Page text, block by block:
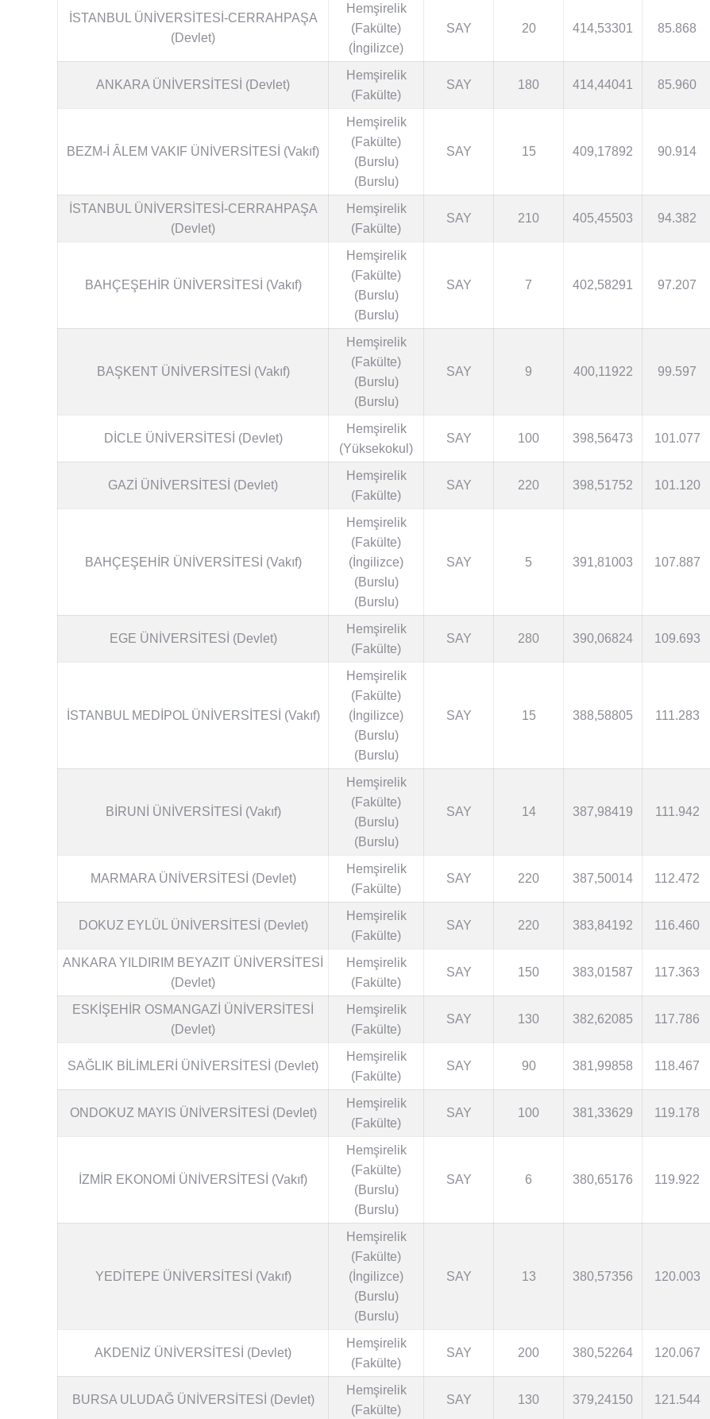
İSTANBUL ÜNİVERSİTESİ-CERRAHPAŞA
(Devlet)
Hemşirelik
(Fakülte)
(İngilizce)
SAY 20 414,53301 85.868
ANKARA ÜNİVERSİTESİ (Devlet)
Hemşirelik
(Fakülte)
SAY 180 414,44041 85.960
BEZM-İ ÂLEM VAKIF ÜNİVERSİTESİ (Vakıf)
Hemşirelik
(Fakülte)
(Burslu)
(Burslu)
SAY 15 409,17892 90.914
İSTANBUL ÜNİVERSİTESİ-CERRAHPAŞA
(Devlet)
Hemşirelik
(Fakülte)
SAY 210 405,45503 94.382
BAHÇEŞEHİR ÜNİVERSİTESİ (Vakıf)
Hemşirelik
(Fakülte)
(Burslu)
(Burslu)
SAY 7 402,58291 97.207
BAŞKENT ÜNİVERSİTESİ (Vakıf)
Hemşirelik
(Fakülte)
(Burslu)
(Burslu)
SAY 9 400,11922 99.597
DİCLE ÜNİVERSİTESİ (Devlet)
Hemşirelik
(Yüksekokul)
SAY 100 398,56473 101.077
GAZİ ÜNİVERSİTESİ (Devlet)
Hemşirelik
(Fakülte)
SAY 220 398,51752 101.120
BAHÇEŞEHİR ÜNİVERSİTESİ (Vakıf)
Hemşirelik
(Fakülte)
(İngilizce)
(Burslu)
(Burslu)
SAY 5 391,81003 107.887
EGE ÜNİVERSİTESİ (Devlet)
Hemşirelik
(Fakülte)
SAY 280 390,06824 109.693
İSTANBUL MEDİPOL ÜNİVERSİTESİ (Vakıf)
Hemşirelik
(Fakülte)
(İngilizce)
(Burslu)
(Burslu)
SAY 15 388,58805 111.283
BİRUNİ ÜNİVERSİTESİ (Vakıf)
Hemşirelik
(Fakülte)
(Burslu)
(Burslu)
SAY 14 387,98419 111.942
MARMARA ÜNİVERSİTESİ (Devlet)
Hemşirelik
(Fakülte)
SAY 220 387,50014 112.472
DOKUZ EYLÜL ÜNİVERSİTESİ (Devlet)
Hemşirelik
(Fakülte)
SAY 220 383,84192 116.460
ANKARA YILDIRIM BEYAZIT ÜNİVERSİTESİ
(Devlet)
Hemşirelik
(Fakülte)
SAY 150 383,01587 117.363
ESKİŞEHİR OSMANGAZİ ÜNİVERSİTESİ
(Devlet)
Hemşirelik
(Fakülte)
SAY 130 382,62085 117.786
SAĞLIK BİLİMLERİ ÜNİVERSİTESİ (Devlet)
Hemşirelik
(Fakülte)
SAY 90 381,99858 118.467
ONDOKUZ MAYIS ÜNİVERSİTESİ (Devlet)
Hemşirelik
(Fakülte)
SAY 100 381,33629 119.178
İZMİR EKONOMİ ÜNİVERSİTESİ (Vakıf)
Hemşirelik
(Fakülte)
(Burslu)
(Burslu)
SAY 6 380,65176 119.922
YEDİTEPE ÜNİVERSİTESİ (Vakıf)
Hemşirelik
(Fakülte)
(İngilizce)
(Burslu)
(Burslu)
SAY 13 380,57356 120.003
AKDENİZ ÜNİVERSİTESİ (Devlet)
Hemşirelik
(Fakülte)
SAY 200 380,52264 120.067
BURSA ULUDAĞ ÜNİVERSİTESİ (Devlet)
Hemşirelik
(Fakülte)
SAY 130 379,24150 121.544